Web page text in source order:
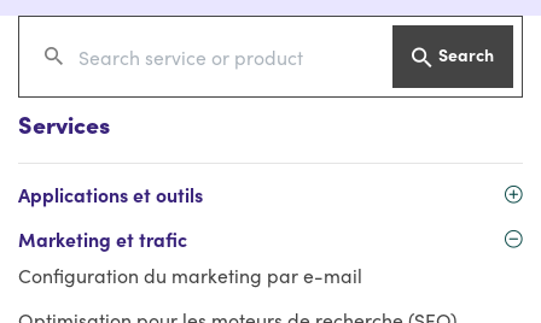
Search
Services
Applications et outils
Marketing et trafic
Configuration du marketing par e-mail